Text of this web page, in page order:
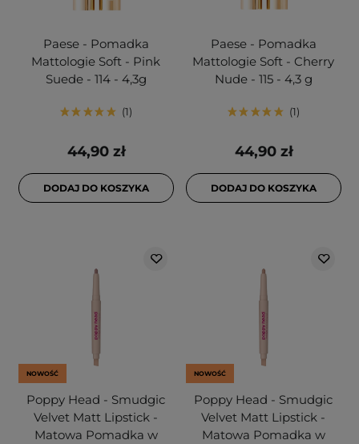
Paese - Pomadka
Mattologie Soft - Pink
Suede - 114 - 4,3g
1
44,90 zł
DODAJ DO KOSZYKA
Paese - Pomadka
Mattologie Soft - Cherry
Nude - 115 - 4,3 g
1
44,90 zł
DODAJ DO KOSZYKA
NOWOŚĆ
Poppy Head - Smudgic
Velvet Matt Lipstick -
Matowa Pomadka w
NOWOŚĆ
Poppy Head - Smudgic
Velvet Matt Lipstick -
Matowa Pomadka w